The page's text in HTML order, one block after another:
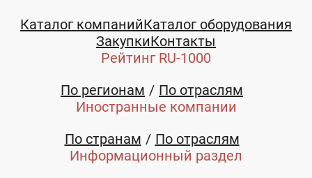
Каталог компанийКаталог оборудования
ЗакупкиКонтакты
Рейтинг RU-1000
По регионам
По отраслям
Иностранные компании
По странам
По отраслям
Информационный раздел